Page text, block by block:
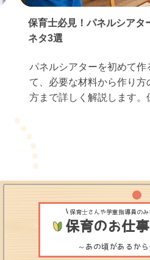
保育士必見！パネルシアタ
ネタ3選
パネルシアターを初めて作
て、必要な材料から作り方
方まで詳しく解説します
保育士さんや学童指導員の
保育のお仕事
～あの頃があるか